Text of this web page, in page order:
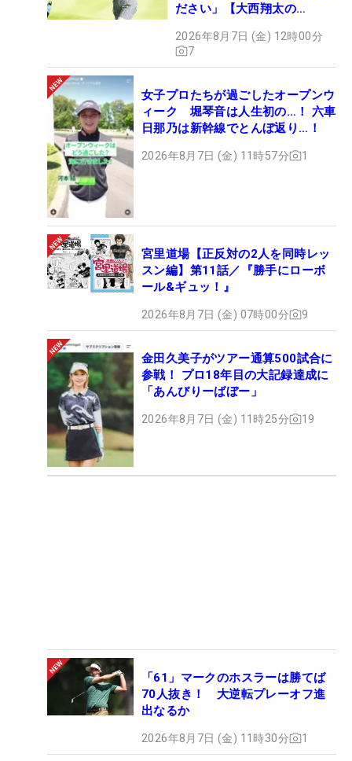
ださい」【大西翔太の
2026年8月7日 (金) 12時00分
7
女子プロたちが過ごしたオープンウ
ィーク 堀琴音は人生初の…！ 六車
日那乃は新幹線でとんぼ返り…！
2026年8月7日 (金) 11時57分 1
宮里道場【正反対の2人を同時レッ
スン編】第11話／『勝手にローボ
ール&ギュッ！』
2026年8月7日 (金) 07時00分 9
金田久美子がツアー通算500試合に
参戦！ プロ18年目の大記録達成に
「あんびりーばぼー」
2026年8月7日 (金) 11時25分 19
「61」マークのホスラーは勝てば
70人抜き！ 大逆転プレーオフ進
出なるか
2026年8月7日 (金) 11時30分 1